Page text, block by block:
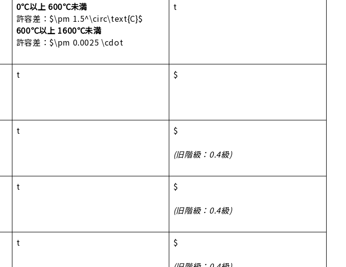
0℃以上 600℃未満
許容差：$\pm 1.5^\circ\text{C}$
600℃以上 1600℃未満
許容差：$\pm 0.0025 \cdot
t
t $
t
$
(旧階級：0.4級)
t
$
(旧階級：0.4級)
t
$